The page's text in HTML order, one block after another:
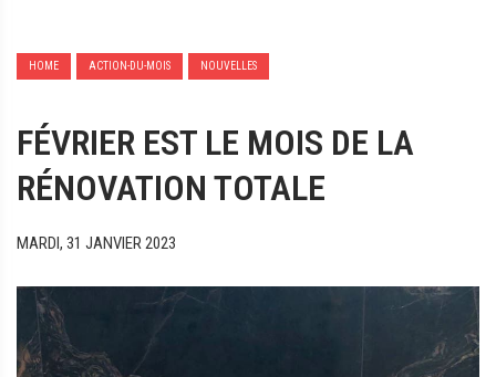
HOME ACTION-DU-MOIS NOUVELLES
FÉVRIER EST LE MOIS DE LA
RÉNOVATION TOTALE
MARDI, 31 JANVIER 2023